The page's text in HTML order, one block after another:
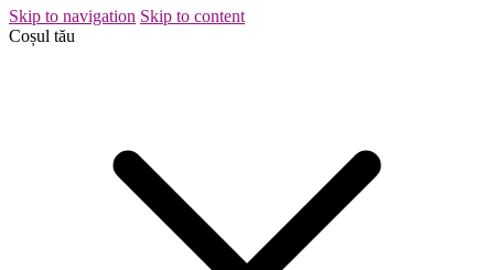
Skip to navigation Skip to content
Coșul tău